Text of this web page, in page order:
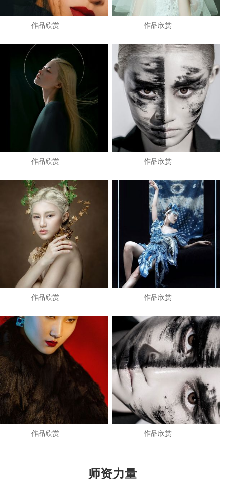
作品欣赏 作品欣赏
作品欣赏 作品欣赏
作品欣赏 作品欣赏
作品欣赏 作品欣赏
师资力量